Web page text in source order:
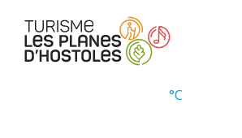
contingut
°C